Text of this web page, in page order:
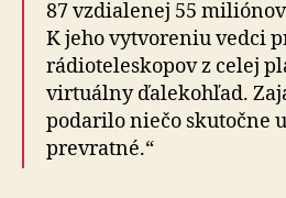
87 vzdialenej 55
K jeho vytvoreniu vedci
rádioteleskopov z celej
virtuálny ďalekohľad.
podarilo niečo skutočne
prevratné.“